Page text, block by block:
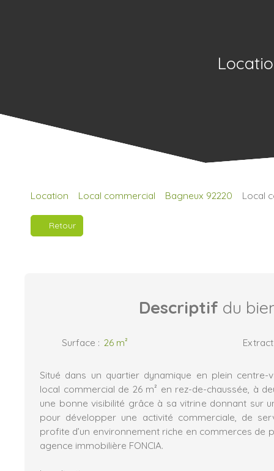
Location Local commercial Bagneux 92220 Local
Retour
Descriptif du
Surface : 26 m²
Situé dans un quartier dynamique en plein centre-
local commercial de 26 m² en rez-de-chaussée, à
une bonne visibilité grâce à sa vitrine donnant sur
pour développer une activité commerciale, de
profite d’un environnement riche en commerces de
agence immobilière FONCIA.